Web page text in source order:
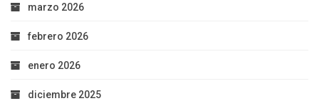
marzo 2026
febrero 2026
enero 2026
diciembre 2025